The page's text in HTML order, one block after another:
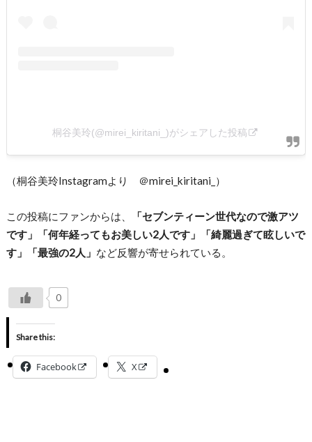
桐谷美玲(@mirei_kiritani_)がシェアした投稿
（桐谷美玲Instagramより ＠mirei_kiritani_）
この投稿にファンからは、
「セブンティーン世代なので激アツ
です」「何年経ってもお美しい2人です」「綺麗過ぎて眩しいで
す」「最強の2人」 など反響が寄せられている。
0
Share this:
Facebook X